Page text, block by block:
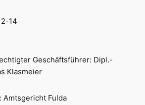
14
Geschäftsführer: Dipl.-
Klasmeier
Amtsgericht Fulda